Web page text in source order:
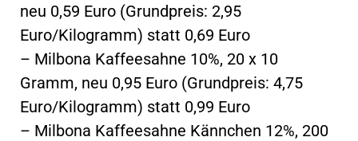
neu 0,59 Euro (Grundpreis: 2,95
Euro/Kilogramm) statt 0,69 Euro
– Milbona Kaffeesahne 10%, 20 x 10
Gramm, neu 0,95 Euro (Grundpreis: 4,75
Euro/Kilogramm) statt 0,99 Euro
– Milbona Kaffeesahne Kännchen 12%, 200